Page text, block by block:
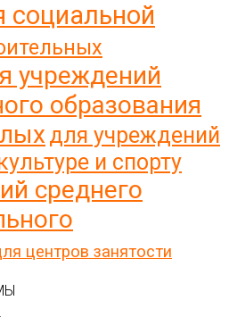
социальной
учреждений
образования
для учреждений
и спорту
среднего
центров занятости